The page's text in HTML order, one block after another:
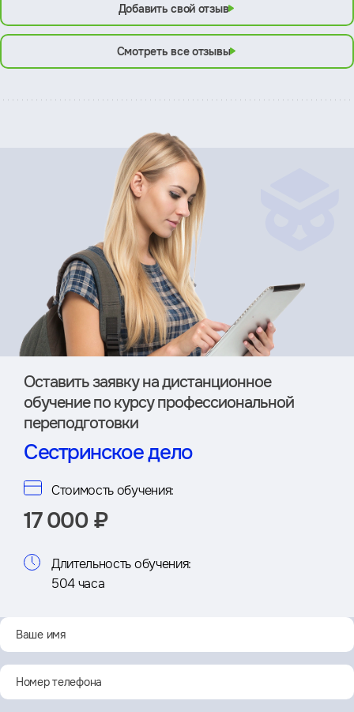
Добавить свой отзыв
Смотреть все отзывы
Оставить заявку на дистан­ционное
обучение по курсу профессиональной
переподготовки
Сестринское дело
Стоимость обучения:
17 000 ₽
Длительность обучения:
504 часа